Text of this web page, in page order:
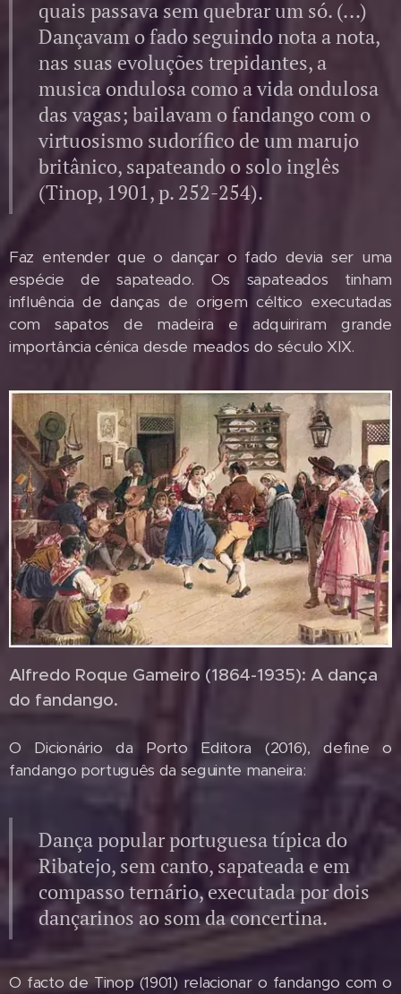
quais passava sem quebrar um só. (...)
Dançavam o fado seguindo nota a nota,
nas suas evoluções trepidantes, a
musica ondulosa como a vida ondulosa
das vagas; bailavam o fandango com o
virtuosismo sudorífico de um marujo
britânico, sapateando o solo inglês
(Tinop, 1901, p. 252-254).
Faz entender que o dançar o fado devia ser uma
espécie de sapateado. Os sapateados tinham
influência de danças de origem céltico executadas
com sapatos de madeira e adquiriram grande
importância cénica desde meados do século XIX.
Alfredo Roque Gameiro (1864-1935): A dança
do fandango.
O Dicionário da Porto Editora (2016), define o
fandango português da seguinte maneira:
Dança popular portuguesa típica do
Ribatejo, sem canto, sapateada e em
compasso ternário, executada por dois
dançarinos ao som da concertina.
O facto de Tinop (1901) relacionar o fandango com o